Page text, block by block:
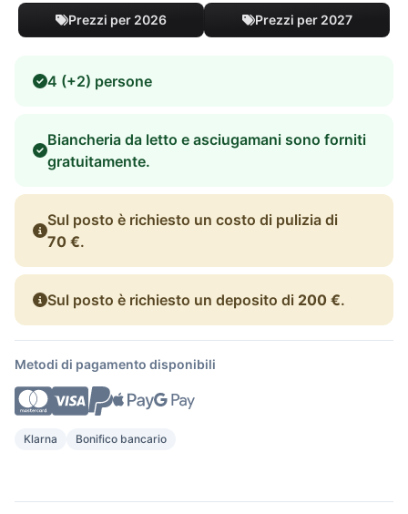
Prezzi per 2026 Prezzi per 2027
4 (+2) persone
Biancheria da letto e asciugamani sono forniti
gratuitamente.
Sul posto è richiesto un costo di pulizia di
70 €.
Sul posto è richiesto un deposito di 200 €.
Metodi di pagamento disponibili
Klarna Bonifico bancario